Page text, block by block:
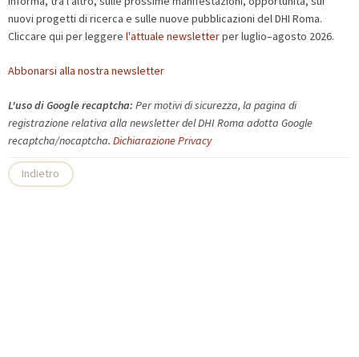
nuovi progetti di ricerca e sulle nuove pubblicazioni del DHI Roma.
Cliccare qui per leggere l'attuale newsletterper luglio–agosto 2026.
Abbonarsi alla nostra newsletter
L'usodiGooglerecaptcha: Per motivi di sicurezza, la pagina di
registrazione relativa alla newsletter del DHI Roma adotta Google
recaptcha/nocaptcha. Dichiarazione Privacy
Indietro